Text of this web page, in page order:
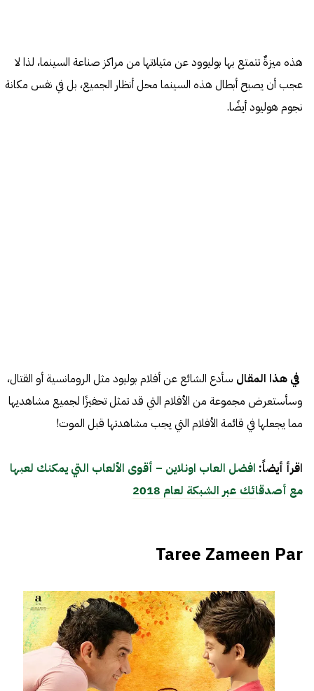
هذه ميزةٌ تتمتع بها بوليوود عن مثيلاتها من مراكز صناعة السينما، لذا لا
عجب أن يصبح أبطال هذه السينما محل أنظار الجميع، بل في نفس مكانة
نجوم هوليود أيضًا.
في هذا المقال سأدع الشائع عن أفلام بوليود مثل الرومانسية أو القتال،
وسأستعرض مجموعة من الأفلام التي قد تمثل تحفيزًا لجميع مشاهديها
مما يجعلها في قائمة الأفلام التي يجب مشاهدتها قبل الموت!
اقرأ أيضاً: افضل العاب اونلاين – أقوى الألعاب التي يمكنك لعبها
مع أصدقائك عبر الشبكة لعام 2018
Taree Zameen Par